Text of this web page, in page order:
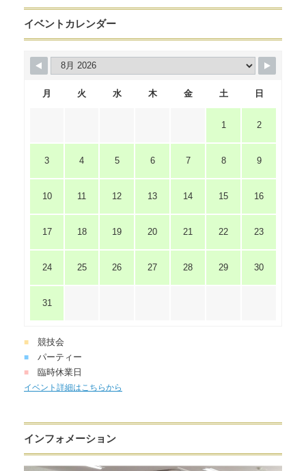
イベントカレンダー
月 火 水 木 金 土 日
1 2
3 4 5 6 7 8 9
10 11 12 13 14 15 16
17 18 19 20 21 22 23
24 25 26 27 28 29 30
31
■ 競技会
■ パーティー
■ 臨時休業日
イベント詳細はこちらから
インフォメーション